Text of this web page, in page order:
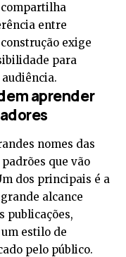
entre
exige
para
aprender
nomes das
que vão
dos principais é a
alcance
publicações,
estilo de
pelo público.